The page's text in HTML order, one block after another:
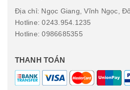
Địa chỉ: Ngọc Giang, Vĩnh Ngọc,
Hotline: 0243.954.1235
Hotline: 0986685355
THANH TOÁN